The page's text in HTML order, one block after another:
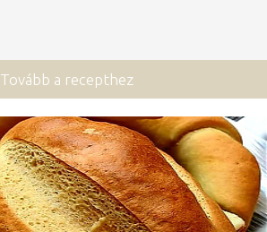
Tovább a recepthez